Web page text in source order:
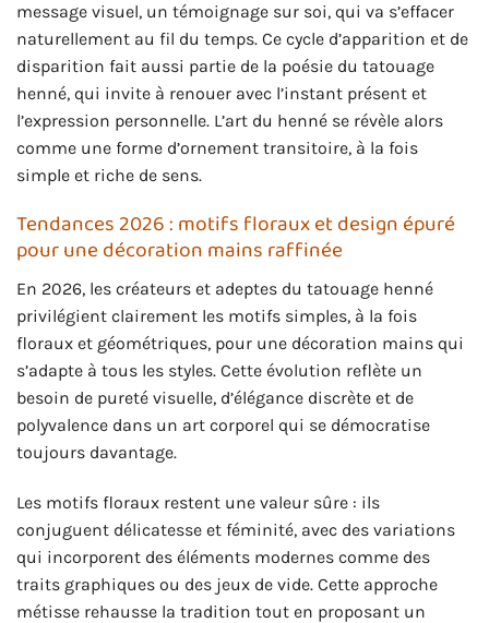
message visuel, un témoignage sur soi, qui va s’effacer
naturellement au fil du temps. Ce cycle d’apparition et de
disparition fait aussi partie de la poésie du tatouage
henné, qui invite à renouer avec l’instant présent et
l’expression personnelle. L’art du henné se révèle alors
comme une forme d’ornement transitoire, à la fois
simple et riche de sens.
Tendances 2026 : motifs floraux et design épuré
pour une décoration mains raffinée
En 2026, les créateurs et adeptes du tatouage henné
privilégient clairement les motifs simples, à la fois
floraux et géométriques, pour une décoration mains qui
s’adapte à tous les styles. Cette évolution reflète un
besoin de pureté visuelle, d’élégance discrète et de
polyvalence dans un art corporel qui se démocratise
toujours davantage.
Les motifs floraux restent une valeur sûre : ils
conjuguent délicatesse et féminité, avec des variations
qui incorporent des éléments modernes comme des
traits graphiques ou des jeux de vide. Cette approche
métisse rehausse la tradition tout en proposant un